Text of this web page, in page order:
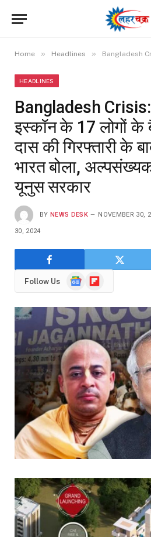
Home » Headlines » Bangladesh Crisis: बांग्लादेश में इस्कॉन के 17 लोगों के
HEADLINES
Bangladesh Crisis:
इस्कॉन के 17 लोगों
दास की गिरफ्तारी के
भारत बोला,
यूनुस सरकार
BY NEWS DESK NOVEMBER 30,
30, 2024
Follow Us
GoogleFlipboard